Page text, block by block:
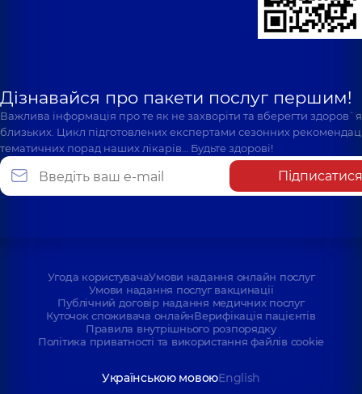
Дізнавайся про пакети послуг першим!
Важлива інформація про те як не захворіти та вберегти
близьких. Цикл підготовлених експертами сезонних
тематичних порад наших лікарів… Будьте здорові!
Підписатися
Угода користувачаУмови надання онлайн послуг
Умови надання послуг вакцинації
Публічний договір надання медичних послуг
Куточок споживача онлайнВерифікація пацієнтів
Правила внутрішнього розпорядку
Політика приватності та використання файлів cookie
Українською мовоюEnglish